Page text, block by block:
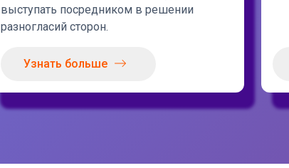
выступать посредником в решении
разногласий сторон.
Узнать больше